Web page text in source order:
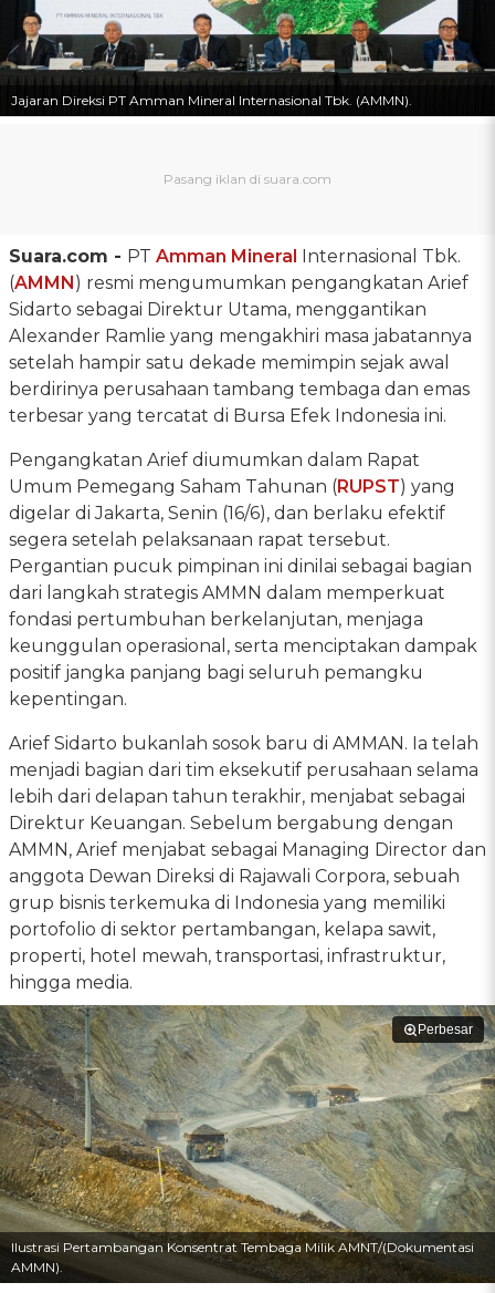
Jajaran Direksi PT Amman Mineral Internasional Tbk. (AMMN).
Suara.com - PT Amman Mineral Internasional Tbk.
(AMMN) resmi mengumumkan pengangkatan Arief
Sidarto sebagai Direktur Utama, menggantikan
Alexander Ramlie yang mengakhiri masa jabatannya
setelah hampir satu dekade memimpin sejak awal
berdirinya perusahaan tambang tembaga dan emas
terbesar yang tercatat di Bursa Efek Indonesia ini.
Pengangkatan Arief diumumkan dalam Rapat
Umum Pemegang Saham Tahunan (RUPST) yang
digelar di Jakarta, Senin (16/6), dan berlaku efektif
segera setelah pelaksanaan rapat tersebut.
Pergantian pucuk pimpinan ini dinilai sebagai bagian
dari langkah strategis AMMN dalam memperkuat
fondasi pertumbuhan berkelanjutan, menjaga
keunggulan operasional, serta menciptakan dampak
positif jangka panjang bagi seluruh pemangku
kepentingan.
Arief Sidarto bukanlah sosok baru di AMMAN. Ia telah
menjadi bagian dari tim eksekutif perusahaan selama
lebih dari delapan tahun terakhir, menjabat sebagai
Direktur Keuangan. Sebelum bergabung dengan
AMMN, Arief menjabat sebagai Managing Director dan
anggota Dewan Direksi di Rajawali Corpora, sebuah
grup bisnis terkemuka di Indonesia yang memiliki
portofolio di sektor pertambangan, kelapa sawit,
properti, hotel mewah, transportasi, infrastruktur,
hingga media.
Perbesar
Ilustrasi Pertambangan Konsentrat Tembaga Milik AMNT/(Dokumentasi
AMMN).